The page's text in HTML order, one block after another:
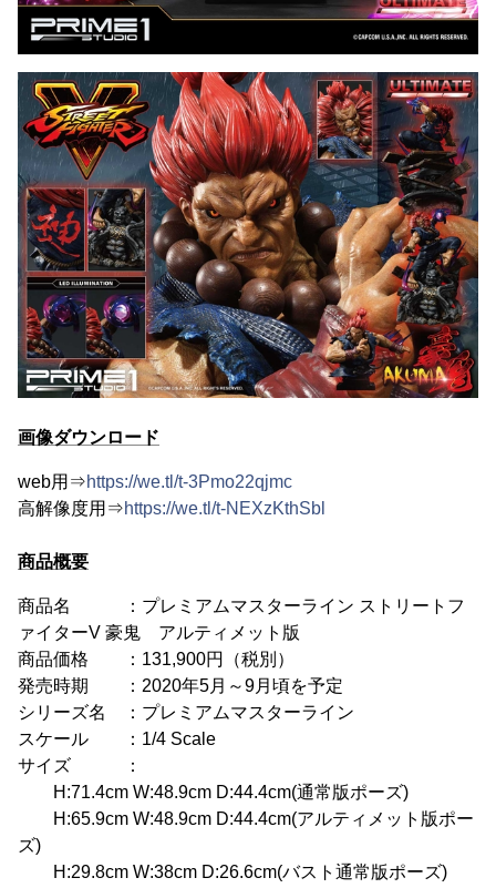
画像ダウンロード
web用⇒https://we.tl/t-3Pmo22qjmc
高解像度用⇒https://we.tl/t-NEXzKthSbl
商品概要
商品名 ：プレミアムマスターライン ストリートフ
ァイターV 豪鬼 アルティメット版
商品価格 ：131,900円（税別）
発売時期 ：2020年5月～9月頃を予定
シリーズ名 ：プレミアムマスターライン
スケール ：1/4 Scale
サイズ ：
H:71.4cm W:48.9cm D:44.4cm(通常版ポーズ)
H:65.9cm W:48.9cm D:44.4cm(アルティメット版ポー
ズ)
H:29.8cm W:38cm D:26.6cm(バスト通常版ポーズ)